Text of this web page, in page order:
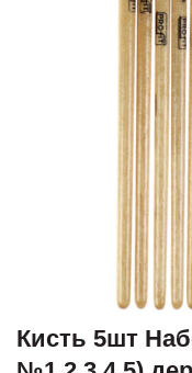
Кисть 5шт